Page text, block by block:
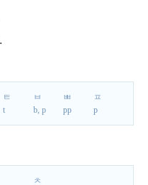
ㅌ
t
ㅂ
b, p
ㅃ
pp
ㅍ
p
ㅊ